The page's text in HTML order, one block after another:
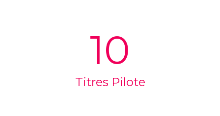
10
Titres Pilote